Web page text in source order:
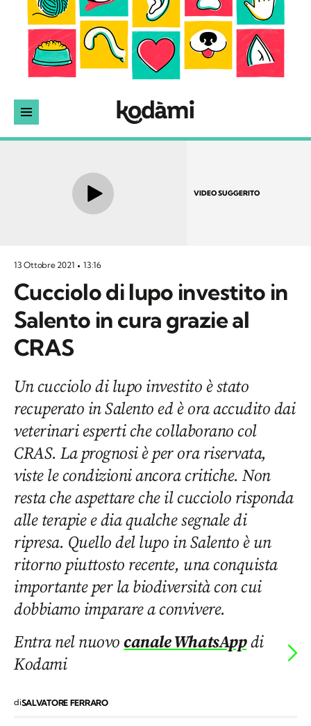
VIDEO SUGGERITO
13 Ottobre 2021 13:16
Cucciolo di lupo investito in
Salento in cura grazie al
CRAS
Un cucciolo di lupo investito è stato
recuperato in Salento ed è ora accudito dai
veterinari esperti che collaborano col
CRAS. La prognosi è per ora riservata,
viste le condizioni ancora critiche. Non
resta che aspettare che il cucciolo risponda
alle terapie e dia qualche segnale di
ripresa. Quello del lupo in Salento è un
ritorno piuttosto recente, una conquista
importante per la biodiversità con cui
dobbiamo imparare a convivere.
Entra nel nuovocanale WhatsAppdi
Kodami
diSALVATORE FERRARO